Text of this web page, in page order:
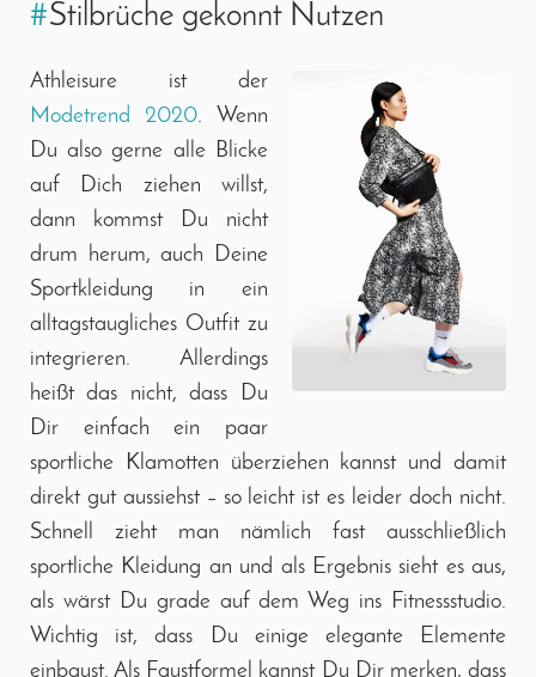
#Stilbrüche gekonnt Nutzen
Athleisure ist der
Modetrend 2020. Wenn
Du also gerne alle Blicke
auf Dich ziehen willst,
dann kommst Du nicht
drum herum, auch Deine
Sportkleidung in ein
alltagstaugliches Outfit zu
integrieren. Allerdings
heißt das nicht, dass Du
Dir einfach ein paar
sportliche Klamotten überziehen kannst und damit
direkt gut aussiehst – so leicht ist es leider doch nicht.
Schnell zieht man nämlich fast ausschließlich
sportliche Kleidung an und als Ergebnis sieht es aus,
als wärst Du grade auf dem Weg ins Fitnessstudio.
Wichtig ist, dass Du einige elegante Elemente
einbaust. Als Faustformel kannst Du Dir merken, dass